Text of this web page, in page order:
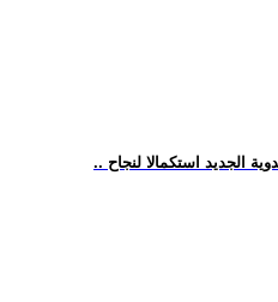
الجديد استكمالا لنجاح